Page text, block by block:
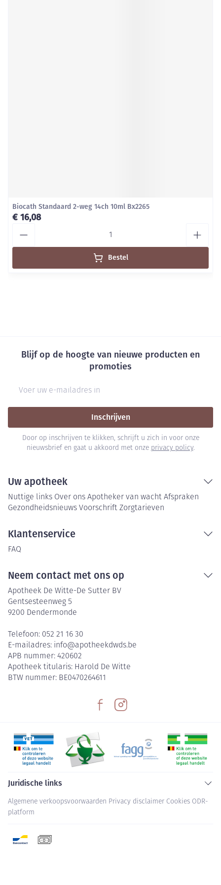
Biocath Standaard 2-weg 14ch 10ml Bx2265
€ 16,08
Bestel
Blijf op de hoogte van nieuwe producten en
promoties
Inschrijven
Door op inschrijven te klikken, schrijft u zich in voor onze
nieuwsbrief en gaat u akkoord met onze privacy policy.
Uw apotheek
Nuttige links Over ons Apotheker van wacht Afspraken
Gezondheidsnieuws Voorschrift Zorgtarieven
Klantenservice
FAQ
Neem contact met ons op
Apotheek De Witte-De Sutter BV
Gentsesteenweg 5
9200 Dendermonde
Telefoon: 052 21 16 30
E-mailadres: info@apotheekdwds.be
APB nummer: 420602
Apotheek titularis: Harold De Witte
BTW nummer: BE0470264611
Juridische links
Algemene verkoopsvoorwaarden Privacy disclaimer Cookies ODR-
platform